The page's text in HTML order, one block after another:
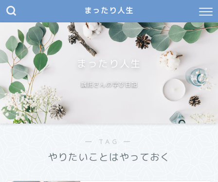
まったり人生
まったり人生
嘱託さんの学び日記
― TAG ―
やりたいことはやっておく